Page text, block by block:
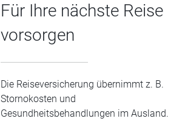
Für Ihre nächste Reise
vorsorgen
Die Reiseversicherung übernimmt z. B.
Stornokosten und
Gesundheitsbehandlungen im Ausland.